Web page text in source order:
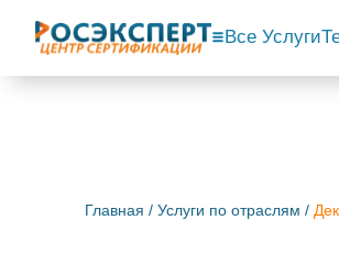
Все Услуги
Главная / Услуги по отраслям /